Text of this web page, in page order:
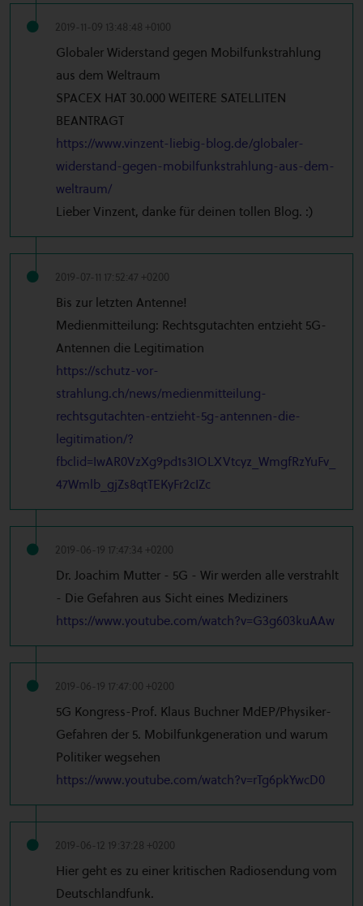
2019-11-09 13:48:48 +0100
Globaler Widerstand gegen Mobilfunkstrahlung
aus dem Weltraum
SPACEX HAT 30.000 WEITERE SATELLITEN
BEANTRAGT
https://www.vinzent-liebig-blog.de/globaler-
widerstand-gegen-mobilfunkstrahlung-aus-dem-
weltraum/
Lieber Vinzent, danke für deinen tollen Blog. :)
2019-07-11 17:52:47 +0200
Bis zur letzten Antenne!
Medienmitteilung: Rechtsgutachten entzieht 5G-
Antennen die Legitimation
https://schutz-vor-
strahlung.ch/news/medienmitteilung-
rechtsgutachten-entzieht-5g-antennen-die-
legitimation/?
fbclid=IwAR0VzXg9pd1s3IOLXVtcyz_WmgfRzYuFv_
47Wmlb_gjZs8qtTEKyFr2cIZc
2019-06-19 17:47:34 +0200
Dr. Joachim Mutter - 5G - Wir werden alle verstrahlt
- Die Gefahren aus Sicht eines Mediziners
https://www.youtube.com/watch?v=G3g603kuAAw
2019-06-19 17:47:00 +0200
5G Kongress-Prof. Klaus Buchner MdEP/Physiker-
Gefahren der 5. Mobilfunkgeneration und warum
Politiker wegsehen
https://www.youtube.com/watch?v=rTg6pkYwcD0
2019-06-12 19:37:28 +0200
Hier geht es zu einer kritischen Radiosendung vom
Deutschlandfunk.